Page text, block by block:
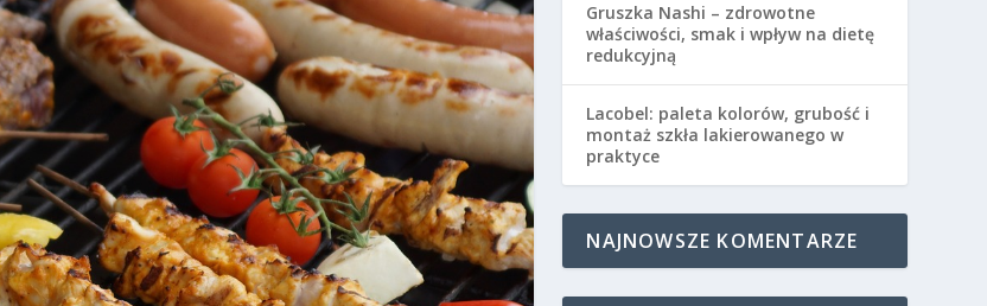
Gruszka Nashi – zdrowotne
właściwości, smak i wpływ na dietę
redukcyjną
Lacobel: paleta kolorów, grubość i
montaż szkła lakierowanego w
praktyce
NAJNOWSZE KOMENTARZE